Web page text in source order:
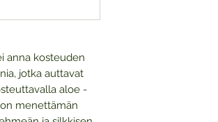
anna kosteuden
jotka auttavat
aloe -
menettämän